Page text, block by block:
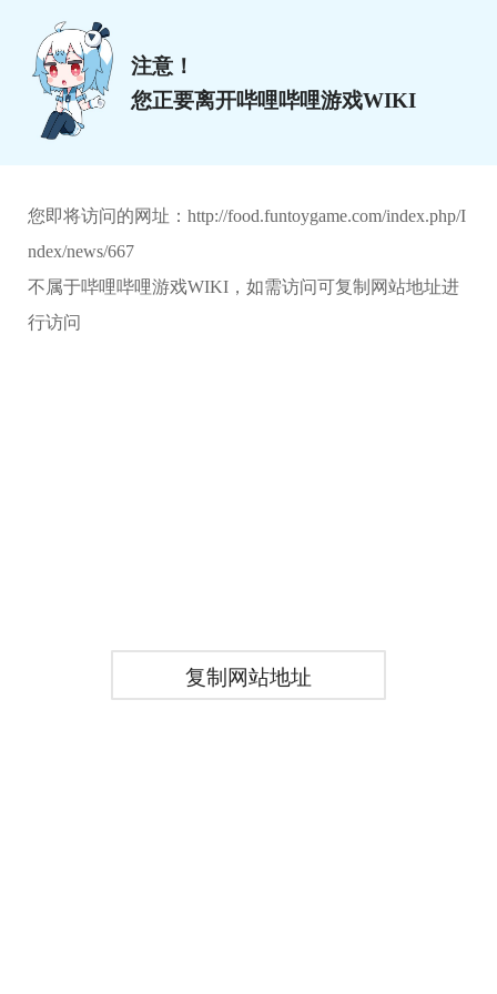
注意！
您正要离开哔哩哔哩游戏WIKI
您即将访问的网址： http://food.funtoygame.com/index.php/I
ndex/news/667
不属于哔哩哔哩游戏WIKI，如需访问可复制网站地址进
行访问
复制网站地址